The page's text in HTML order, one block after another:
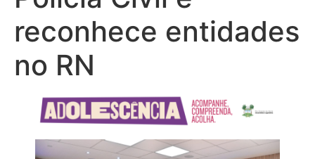
reconhece entidades
no RN